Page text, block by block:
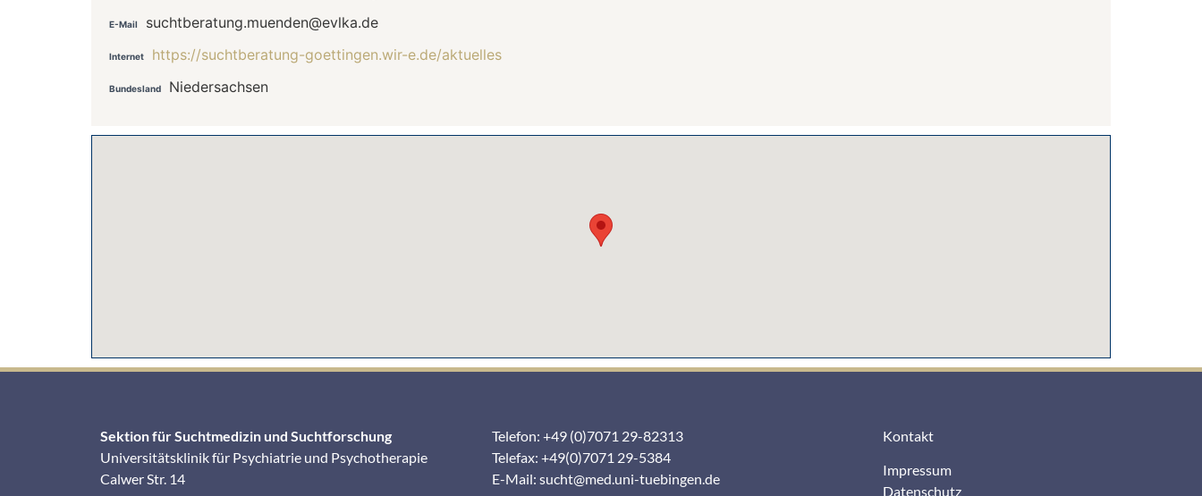
E-Mail suchtberatung.muenden@evlka.de
Internet https://suchtberatung-goettingen.wir-e.de/aktuelles
Bundesland Niedersachsen
Sektion für Suchtmedizin und Suchtforschung
Universitätsklinik für Psychiatrie und Psychotherapie
Calwer Str. 14
Telefon: +49 (0)7071 29-82313
Telefax: +49(0)7071 29-5384
E-Mail: sucht@med.uni-tuebingen.de
Kontakt
Impressum
Datenschutz